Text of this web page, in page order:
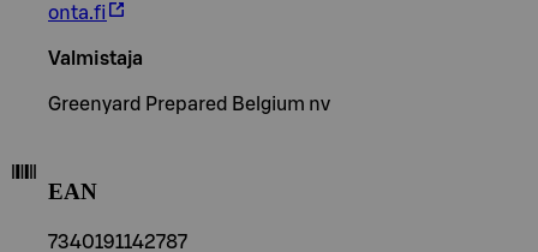
onta.fi
Valmistaja
Greenyard Prepared Belgium nv
EAN
7340191142787